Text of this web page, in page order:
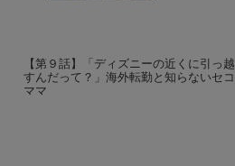
【第９話】「ディズニーの近くに引っ越
すんだって？」海外転勤と知らないセコ
ママ